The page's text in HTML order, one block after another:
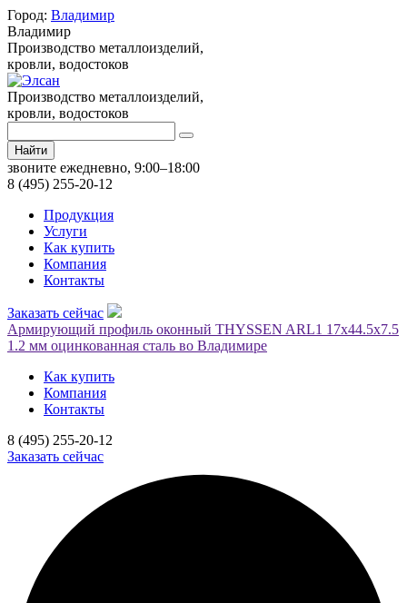
Город: Владимир
Владимир
Производство металлоизделий,
кровли, водостоков
Производство металлоизделий,
кровли, водостоков
Найти
звоните ежедневно, 9:00–18:00
8 (495) 255-20-12
Продукция
Услуги
Как купить
Компания
Контакты
Заказать сейчас
Армирующий профиль оконный THYSSEN ARL1 17х44.5х7.5
1.2 мм оцинкованная сталь во Владимире
Как купить
Компания
Контакты
8 (495) 255-20-12
Заказать сейчас